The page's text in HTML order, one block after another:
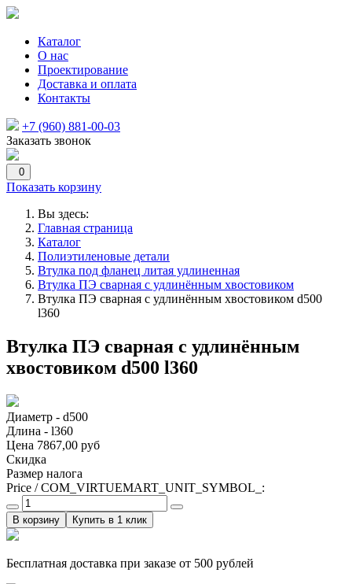
Каталог
О нас
Проектирование
Доставка и оплата
Контакты
+7 (960) 881-00-03
Заказать звонок
0
Показать корзину
Вы здесь:
Главная страница
Каталог
Полиэтиленовые детали
Втулка под фланец литая удлиненная
Втулка ПЭ сварная с удлинённым хвостовиком
Втулка ПЭ сварная с удлинённым хвостовиком d500
l360
Втулка ПЭ сварная с удлинённым
хвостовиком d500 l360
Диаметр - d500
Длина - l360
Цена 7867,00 руб
Скидка
Размер налога
Price / COM_VIRTUEMART_UNIT_SYMBOL_:
Купить в 1 клик
Бесплатная доставка при заказе от 500 рублей